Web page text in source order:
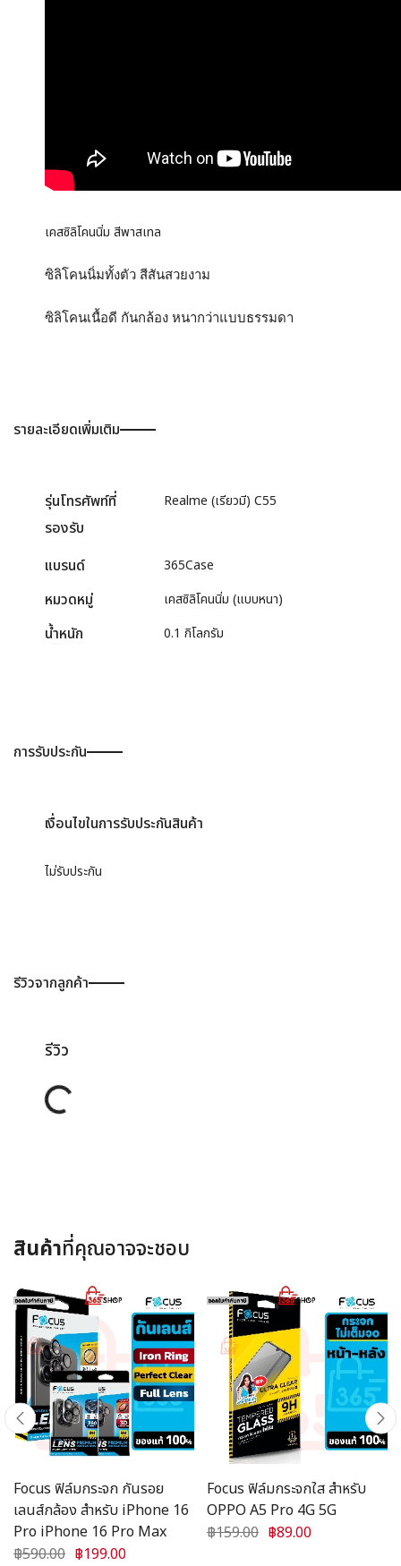
เคสซิลิโคนนิ่ม สีพาสเทล
ซิลิโคนนิ่มทั้งตัว สีสันสวยงาม
ซิลิโคนเนื้อดี กันกล้อง หนากว่าแบบธรรมดา
รายละเอียดเพิ่มเติม
รุ่นโทรศัพท์ที่
รองรับ
Realme (เรียวมี) C55
แบรนด์ 365Case
หมวดหมู่ เคสซิลิโคนนิ่ม (แบบหนา)
น้ำหนัก 0.1 กิโลกรัม
การรับประกัน
เงื่อนไขในการรับประกันสินค้า
ไม่รับประกัน
รีวิวจากลูกค้า
รีวิว
Loading...
สินค้าที่คุณอาจจะชอบ
Focus ฟิล์มกระจก กันรอย
เลนส์กล้อง สำหรับ iPhone 16
Pro iPhone 16 Pro Max
฿590.00 ฿199.00
Focus ฟิล์มกระจกใส สำหรับ
OPPO A5 Pro 4G 5G
฿159.00 ฿89.00